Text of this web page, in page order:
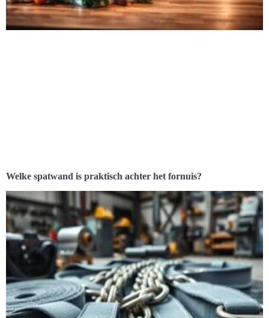
Welke spatwand is praktisch achter het fornuis?